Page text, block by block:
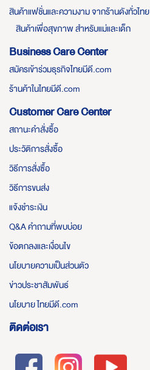
สินค้าแฟชั่นและความงาม จากร้านดังทั่วไทย
สินค้าเพื่อสุขภาพ สำหรับแม่และเด็ก
Business Care Center
สมัครเข้าร่วมธุรกิจไทยมีดี.com
ร้านค้าในไทยมีดี.com
Customer Care Center
สถานะคำสั่งซื้อ
ประวัติการสั่งซื้อ
วิธีการสั่งซื้อ
วิธีการขนส่ง
แจ้งชำระเงิน
Q&A คำถามที่พบบ่อย
ข้อตกลงและเงื่อนไข
นโยบายความเป็นส่วนตัว
ข่าวประชาสัมพันธ์
นโยบาย ไทยมีดี.com
ติดต่อเรา